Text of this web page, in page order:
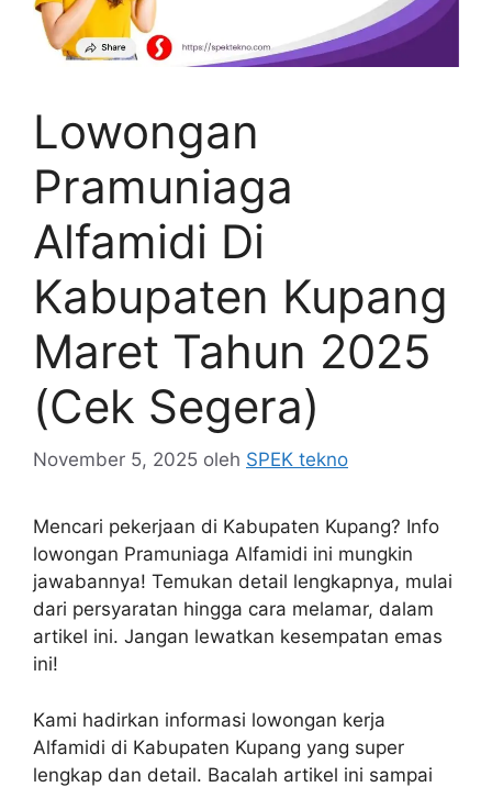
Lowongan
Pramuniaga
Alfamidi Di
Kabupaten Kupang
Maret Tahun 2025
(Cek Segera)
November 5, 2025 oleh SPEK tekno
Mencari pekerjaan di Kabupaten Kupang? Info
lowongan Pramuniaga Alfamidi ini mungkin
jawabannya! Temukan detail lengkapnya, mulai
dari persyaratan hingga cara melamar, dalam
artikel ini. Jangan lewatkan kesempatan emas
ini!
Kami hadirkan informasi lowongan kerja
Alfamidi di Kabupaten Kupang yang super
lengkap dan detail. Bacalah artikel ini sampai